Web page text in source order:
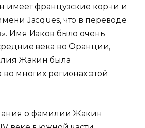
французские корни и
Jacques, что в переводе
Имя Иаков было очень
века во Франции,
Жакин была
во многих регионах этой
о фамилии Жакин